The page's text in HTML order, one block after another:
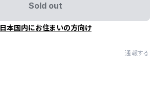
Sold out
日本国内にお住まいの方向け
通報する